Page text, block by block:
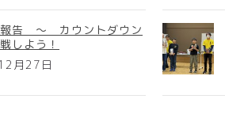
報告 ～ カウントダウン
しよう！
月27日